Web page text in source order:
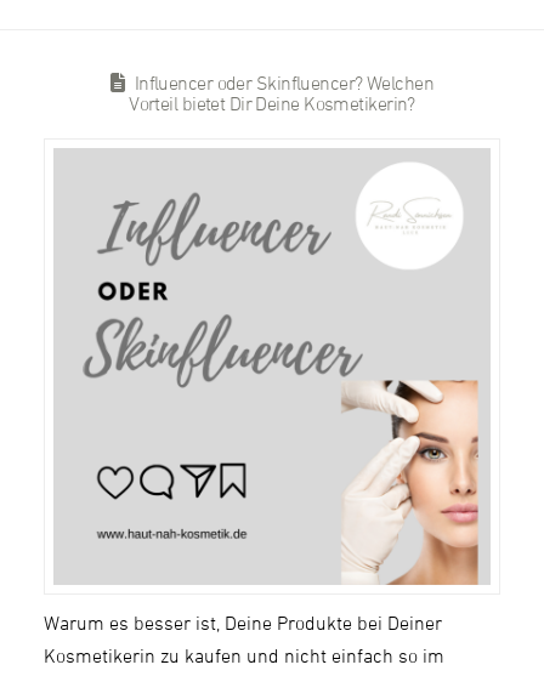
Influencer oder Skinfluencer? Welchen
Vorteil bietet Dir Deine Kosmetikerin?
Warum es besser ist, Deine Produkte bei Deiner
Kosmetikerin zu kaufen und nicht einfach so im